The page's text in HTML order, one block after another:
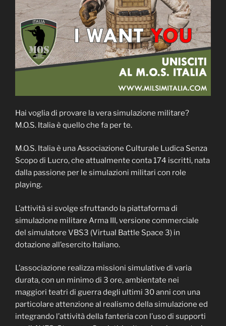
Hai voglia di provare la vera simulazione militare?
M.O.S. Italia è quello che fa per te.
M.O.S. Italia è una Associazione Culturale Ludica Senza
Scopo di Lucro, che attualmente conta 174 iscritti, nata
dalla passione per le simulazioni militari con role
playing.
L’attività si svolge sfruttando la piattaforma di
simulazione militare Arma III, versione commerciale
del simulatore VBS3 (Virtual Battle Space 3) in
dotazione all’esercito Italiano.
L’associazione realizza missioni simulative di varia
durata, con un minimo di 3 ore, ambientate nei
maggiori teatri di guerra degli ultimi 30 anni con una
particolare attenzione al realismo della simulazione ed
integrando l’attività della fanteria con l’uso di supporti